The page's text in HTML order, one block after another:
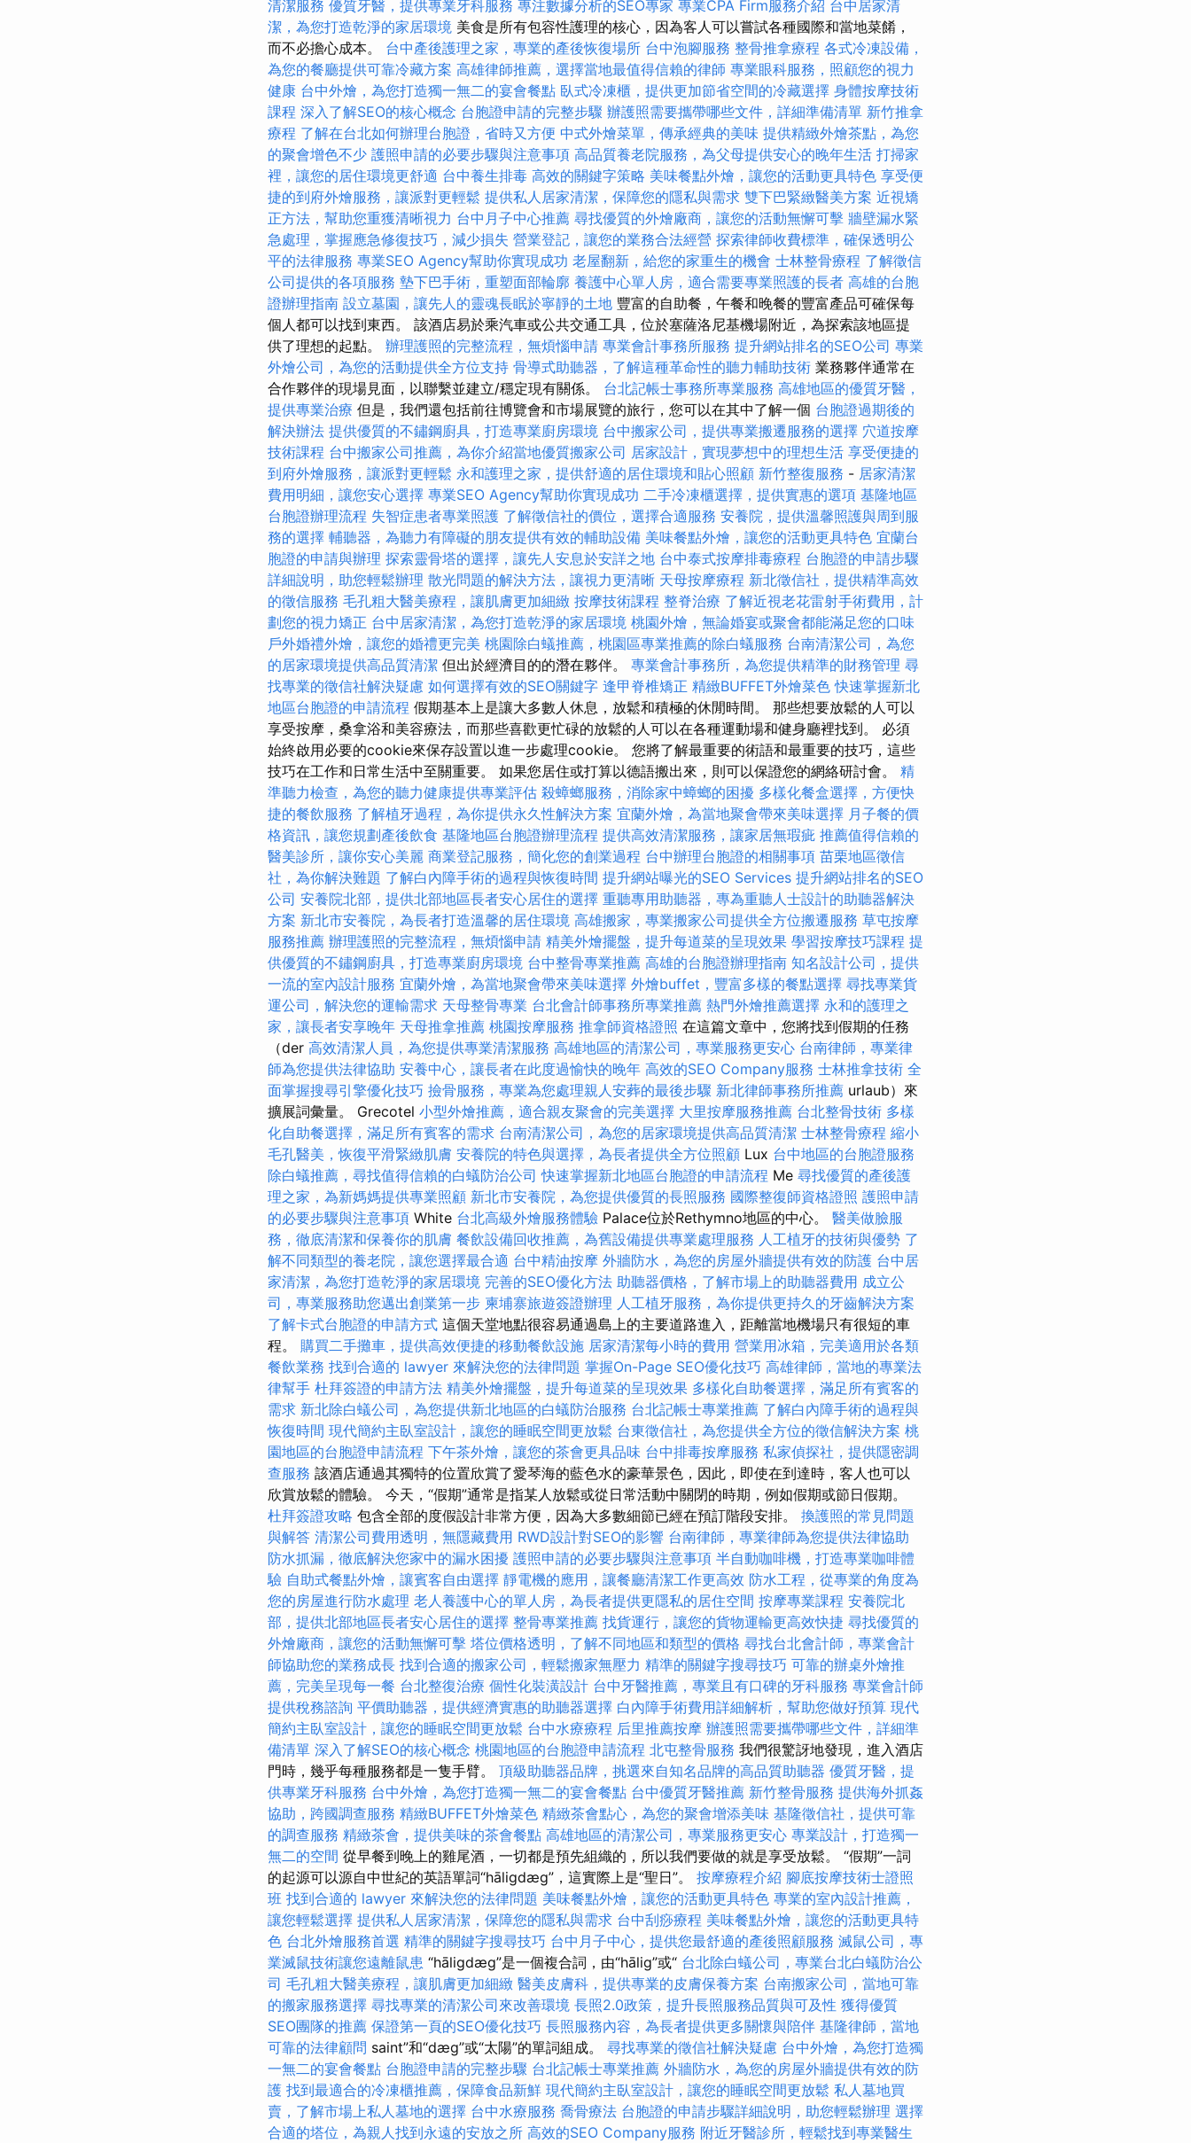
清潔服務 優質牙醫，提供專業牙科服務 專注數據分析的SEO專家 專業CPA Firm服務介紹 台中居家清
潔，為您打造乾淨的家居環境 美食是所有包容性護理的核心，因為客人可以嘗試各種國際和當地菜餚，
而不必擔心成本。 台中產後護理之家，專業的產後恢復場所 台中泡腳服務 整骨推拿療程 各式冷凍設備，
為您的餐廳提供可靠冷藏方案 高雄律師推薦，選擇當地最值得信賴的律師 專業眼科服務，照顧您的視力
健康 台中外燴，為您打造獨一無二的宴會餐點 臥式冷凍櫃，提供更加節省空間的冷藏選擇 身體按摩技術
課程 深入了解SEO的核心概念 台胞證申請的完整步驟 辦護照需要攜帶哪些文件，詳細準備清單 新竹推拿
療程 了解在台北如何辦理台胞證，省時又方便 中式外燴菜單，傳承經典的美味 提供精緻外燴茶點，為您
的聚會增色不少 護照申請的必要步驟與注意事項 高品質養老院服務，為父母提供安心的晚年生活 打掃家
裡，讓您的居住環境更舒適 台中養生排毒 高效的關鍵字策略 美味餐點外燴，讓您的活動更具特色 享受便
捷的到府外燴服務，讓派對更輕鬆 提供私人居家清潔，保障您的隱私與需求 雙下巴緊緻醫美方案 近視矯
正方法，幫助您重獲清晰視力 台中月子中心推薦 尋找優質的外燴廠商，讓您的活動無懈可擊 牆壁漏水緊
急處理，掌握應急修復技巧，減少損失 營業登記，讓您的業務合法經營 探索律師收費標準，確保透明公
平的法律服務 專業SEO Agency幫助你實現成功 老屋翻新，給您的家重生的機會 士林整骨療程 了解徵信
公司提供的各項服務 墊下巴手術，重塑面部輪廓 養護中心單人房，適合需要專業照護的長者 高雄的台胞
證辦理指南 設立墓園，讓先人的靈魂長眠於寧靜的土地 豐富的自助餐，午餐和晚餐的豐富產品可確保每
個人都可以找到東西。 該酒店易於乘汽車或公共交通工具，位於塞薩洛尼基機場附近，為探索該地區提
供了理想的起點。 辦理護照的完整流程，無煩惱申請 專業會計事務所服務 提升網站排名的SEO公司 專業
外燴公司，為您的活動提供全方位支持 骨導式助聽器，了解這種革命性的聽力輔助技術 業務夥伴通常在
合作夥伴的現場見面，以聯繫並建立/穩定現有關係。 台北記帳士事務所專業服務 高雄地區的優質牙醫，
提供專業治療 但是，我們還包括前往博覽會和市場展覽的旅行，您可以在其中了解一個 台胞證過期後的
解決辦法 提供優質的不鏽鋼廚具，打造專業廚房環境 台中搬家公司，提供專業搬遷服務的選擇 穴道按摩
技術課程 台中搬家公司推薦，為你介紹當地優質搬家公司 居家設計，實現夢想中的理想生活 享受便捷的
到府外燴服務，讓派對更輕鬆 永和護理之家，提供舒適的居住環境和貼心照顧 新竹整復服務 - 居家清潔
費用明細，讓您安心選擇 專業SEO Agency幫助你實現成功 二手冷凍櫃選擇，提供實惠的選項 基隆地區
台胞證辦理流程 失智症患者專業照護 了解徵信社的價位，選擇合適服務 安養院，提供溫馨照護與周到服
務的選擇 輔聽器，為聽力有障礙的朋友提供有效的輔助設備 美味餐點外燴，讓您的活動更具特色 宜蘭台
胞證的申請與辦理 探索靈骨塔的選擇，讓先人安息於安詳之地 台中泰式按摩排毒療程 台胞證的申請步驟
詳細說明，助您輕鬆辦理 散光問題的解決方法，讓視力更清晰 天母按摩療程 新北徵信社，提供精準高效
的徵信服務 毛孔粗大醫美療程，讓肌膚更加細緻 按摩技術課程 整脊治療 了解近視老花雷射手術費用，計
劃您的視力矯正 台中居家清潔，為您打造乾淨的家居環境 桃園外燴，無論婚宴或聚會都能滿足您的口味
戶外婚禮外燴，讓您的婚禮更完美 桃園除白蟻推薦，桃園區專業推薦的除白蟻服務 台南清潔公司，為您
的居家環境提供高品質清潔 但出於經濟目的的潛在夥伴。 專業會計事務所，為您提供精準的財務管理 尋
找專業的徵信社解決疑慮 如何選擇有效的SEO關鍵字 逢甲脊椎矯正 精緻BUFFET外燴菜色快速掌握新北
地區台胞證的申請流程 假期基本上是讓大多數人休息，放鬆和積極的休閒時間。 那些想要放鬆的人可以
享受按摩，桑拿浴和美容療法，而那些喜歡更忙碌的放鬆的人可以在各種運動場和健身廳裡找到。 必須
始終啟用必要的cookie來保存設置以進一步處理cookie。 您將了解最重要的術語和最重要的技巧，這些
技巧在工作和日常生活中至關重要。 如果您居住或打算以德語搬出來，則可以保證您的網絡研討會。 精
準聽力檢查，為您的聽力健康提供專業評估 殺蟑螂服務，消除家中蟑螂的困擾 多樣化餐盒選擇，方便快
捷的餐飲服務 了解植牙過程，為你提供永久性解決方案 宜蘭外燴，為當地聚會帶來美味選擇 月子餐的價
格資訊，讓您規劃產後飲食 基隆地區台胞證辦理流程 提供高效清潔服務，讓家居無瑕疵 推薦值得信賴的
醫美診所，讓你安心美麗 商業登記服務，簡化您的創業過程 台中辦理台胞證的相關事項 苗栗地區徵信
社，為你解決難題 了解白內障手術的過程與恢復時間 提升網站曝光的SEO Services 提升網站排名的SEO
公司 安養院北部，提供北部地區長者安心居住的選擇 重聽專用助聽器，專為重聽人士設計的助聽器解決
方案 新北市安養院，為長者打造溫馨的居住環境 高雄搬家，專業搬家公司提供全方位搬遷服務 草屯按摩
服務推薦 辦理護照的完整流程，無煩惱申請 精美外燴擺盤，提升每道菜的呈現效果 學習按摩技巧課程 提
供優質的不鏽鋼廚具，打造專業廚房環境 台中整骨專業推薦 高雄的台胞證辦理指南 知名設計公司，提供
一流的室內設計服務 宜蘭外燴，為當地聚會帶來美味選擇 外燴buffet，豐富多樣的餐點選擇 尋找專業貨
運公司，解決您的運輸需求 天母整骨專業 台北會計師事務所專業推薦 熱門外燴推薦選擇 永和的護理之
家，讓長者安享晚年 天母推拿推薦 桃園按摩服務 推拿師資格證照 在這篇文章中，您將找到假期的任務
（der 高效清潔人員，為您提供專業清潔服務 高雄地區的清潔公司，專業服務更安心 台南律師，專業律
師為您提供法律協助 安養中心，讓長者在此度過愉快的晚年 高效的SEO Company服務 士林推拿技術 全
面掌握搜尋引擎優化技巧 撿骨服務，專業為您處理親人安葬的最後步驟 新北律師事務所推薦 urlaub）來
擴展詞彙量。 Grecotel 小型外燴推薦，適合親友聚會的完美選擇 大里按摩服務推薦 台北整骨技術 多樣
化自助餐選擇，滿足所有賓客的需求 台南清潔公司，為您的居家環境提供高品質清潔 士林整骨療程 縮小
毛孔醫美，恢復平滑緊緻肌膚 安養院的特色與選擇，為長者提供全方位照顧 Lux 台中地區的台胞證服務
除白蟻推薦，尋找值得信賴的白蟻防治公司 快速掌握新北地區台胞證的申請流程 Me 尋找優質的產後護
理之家，為新媽媽提供專業照顧 新北市安養院，為您提供優質的長照服務 國際整復師資格證照 護照申請
的必要步驟與注意事項 White 台北高級外燴服務體驗 Palace位於Rethymno地區的中心。 醫美做臉服
務，徹底清潔和保養你的肌膚 餐飲設備回收推薦，為舊設備提供專業處理服務 人工植牙的技術與優勢 了
解不同類型的養老院，讓您選擇最合適 台中精油按摩 外牆防水，為您的房屋外牆提供有效的防護 台中居
家清潔，為您打造乾淨的家居環境 完善的SEO優化方法 助聽器價格，了解市場上的助聽器費用 成立公
司，專業服務助您邁出創業第一步 柬埔寨旅遊簽證辦理 人工植牙服務，為你提供更持久的牙齒解決方案
了解卡式台胞證的申請方式 這個天堂地點很容易通過島上的主要道路進入，距離當地機場只有很短的車
程。 購買二手攤車，提供高效便捷的移動餐飲設施 居家清潔每小時的費用 營業用冰箱，完美適用於各類
餐飲業務 找到合適的 lawyer 來解決您的法律問題 掌握On-Page SEO優化技巧 高雄律師，當地的專業法
律幫手 杜拜簽證的申請方法 精美外燴擺盤，提升每道菜的呈現效果 多樣化自助餐選擇，滿足所有賓客的
需求 新北除白蟻公司，為您提供新北地區的白蟻防治服務 台北記帳士專業推薦 了解白內障手術的過程與
恢復時間 現代簡約主臥室設計，讓您的睡眠空間更放鬆 台東徵信社，為您提供全方位的徵信解決方案 桃
園地區的台胞證申請流程 下午茶外燴，讓您的茶會更具品味 台中排毒按摩服務 私家偵探社，提供隱密調
查服務 該酒店通過其獨特的位置欣賞了愛琴海的藍色水的豪華景色，因此，即使在到達時，客人也可以
欣賞放鬆的體驗。 今天，“假期”通常是指某人放鬆或從日常活動中關閉的時期，例如假期或節日假期。
杜拜簽證攻略 包含全部的度假設計非常方便，因為大多數細節已經在預訂階段安排。 換護照的常見問題
與解答 清潔公司費用透明，無隱藏費用 RWD設計對SEO的影響 台南律師，專業律師為您提供法律協助
防水抓漏，徹底解決您家中的漏水困擾 護照申請的必要步驟與注意事項 半自動咖啡機，打造專業咖啡體
驗 自助式餐點外燴，讓賓客自由選擇 靜電機的應用，讓餐廳清潔工作更高效 防水工程，從專業的角度為
您的房屋進行防水處理 老人養護中心的單人房，為長者提供更隱私的居住空間 按摩專業課程 安養院北
部，提供北部地區長者安心居住的選擇 整骨專業推薦 找貨運行，讓您的貨物運輸更高效快捷 尋找優質的
外燴廠商，讓您的活動無懈可擊 塔位價格透明，了解不同地區和類型的價格 尋找台北會計師，專業會計
師協助您的業務成長 找到合適的搬家公司，輕鬆搬家無壓力 精準的關鍵字搜尋技巧 可靠的辦桌外燴推
薦，完美呈現每一餐 台北整復治療 個性化裝潢設計 台中牙醫推薦，專業且有口碑的牙科服務 專業會計師
提供稅務諮詢 平價助聽器，提供經濟實惠的助聽器選擇 白內障手術費用詳細解析，幫助您做好預算 現代
簡約主臥室設計，讓您的睡眠空間更放鬆 台中水療療程 后里推薦按摩 辦護照需要攜帶哪些文件，詳細準
備清單 深入了解SEO的核心概念 桃園地區的台胞證申請流程 北屯整骨服務 我們很驚訝地發現，進入酒店
門時，幾乎每種服務都是一隻手臂。 頂級助聽器品牌，挑選來自知名品牌的高品質助聽器 優質牙醫，提
供專業牙科服務 台中外燴，為您打造獨一無二的宴會餐點 台中優質牙醫推薦 新竹整骨服務 提供海外抓姦
協助，跨國調查服務 精緻BUFFET外燴菜色 精緻茶會點心，為您的聚會增添美味 基隆徵信社，提供可靠
的調查服務 精緻茶會，提供美味的茶會餐點 高雄地區的清潔公司，專業服務更安心 專業設計，打造獨一
無二的空間 從早餐到晚上的雞尾酒，一切都是預先組織的，所以我們要做的就是享受放鬆。 “假期”一詞
的起源可以源自中世紀的英語單詞“hāligdæg”，這實際上是“聖日”。 按摩療程介紹 腳底按摩技術士證照
班 找到合適的 lawyer 來解決您的法律問題 美味餐點外燴，讓您的活動更具特色 專業的室內設計推薦，
讓您輕鬆選擇 提供私人居家清潔，保障您的隱私與需求 台中刮痧療程 美味餐點外燴，讓您的活動更具特
色 台北外燴服務首選 精準的關鍵字搜尋技巧 台中月子中心，提供您最舒適的產後照顧服務 滅鼠公司，專
業滅鼠技術讓您遠離鼠患 “hāligdæg”是一個複合詞，由“hālig”或“ 台北除白蟻公司，專業台北白蟻防治公
司 毛孔粗大醫美療程，讓肌膚更加細緻 醫美皮膚科，提供專業的皮膚保養方案 台南搬家公司，當地可靠
的搬家服務選擇 尋找專業的清潔公司來改善環境 長照2.0政策，提升長照服務品質與可及性 獲得優質
SEO團隊的推薦 保證第一頁的SEO優化技巧 長照服務內容，為長者提供更多關懷與陪伴 基隆律師，當地
可靠的法律顧問 saint”和“dæg”或“太陽”的單詞組成。 尋找專業的徵信社解決疑慮 台中外燴，為您打造獨
一無二的宴會餐點 台胞證申請的完整步驟 台北記帳士專業推薦 外牆防水，為您的房屋外牆提供有效的防
護 找到最適合的冷凍櫃推薦，保障食品新鮮 現代簡約主臥室設計，讓您的睡眠空間更放鬆 私人墓地買
賣，了解市場上私人墓地的選擇 台中水療服務 喬骨療法 台胞證的申請步驟詳細說明，助您輕鬆辦理 選擇
合適的塔位，為親人找到永遠的安放之所 高效的SEO Company服務 附近牙醫診所，輕鬆找到專業醫生